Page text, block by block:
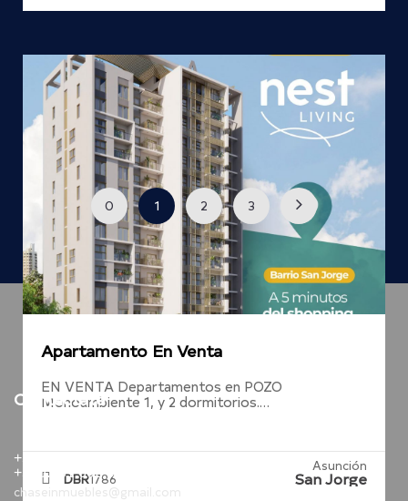
Apartamento En Venta
EN VENTA Departamentos en POZO
Monoambiente 1, y 2 dormitorios.…
DBR1786
Asunción
San Jorge
0 1 2 3
Contactate
+595.981.263.501
+595.981.602.929
chaseinmuebles@gmail.com